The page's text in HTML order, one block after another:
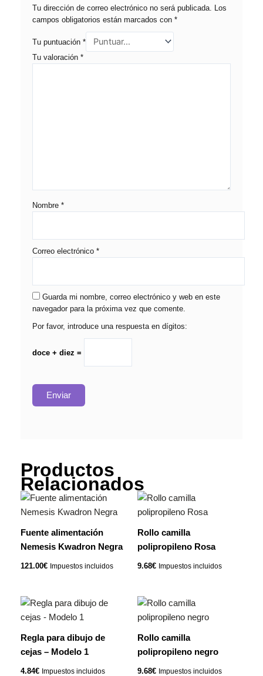
Tu dirección de correo electrónico no será publicada. Los
campos obligatorios están marcados con *
Tu puntuación *
Tu valoración *
Nombre *
Correo electrónico *
Guarda mi nombre, correo electrónico y web en este
navegador para la próxima vez que comente.
Por favor, introduce una respuesta en dígitos:
doce + diez =
Productos
Relacionados
Fuente alimentación
Nemesis Kwadron Negra
121.00€ Impuestos incluidos
Rollo camilla
polipropileno Rosa
9.68€ Impuestos incluidos
Regla para dibujo de
cejas – Modelo 1
4.84€ Impuestos incluidos
Rollo camilla
polipropileno negro
9.68€ Impuestos incluidos